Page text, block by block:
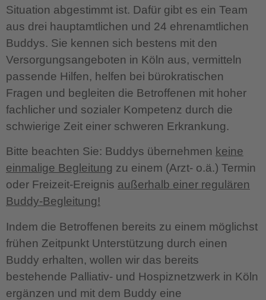
Situation abgestimmt ist. Dafür gibt es ein Team
aus drei hauptamtlichen und 24 ehrenamtlichen
Buddys. Sie kennen sich bestens mit den
Versorgungsangeboten in Köln aus, vermitteln
passende Hilfen, helfen bei bürokratischen
Fragen und begleiten die Betroffenen mit hoher
fachlicher und sozialer Kompetenz durch die
schwierige Zeit einer schweren Erkrankung.
Bitte beachten Sie: Buddys übernehmen keine
einmalige Begleitung zu einem (Arzt- o.ä.) Termin
oder Freizeit-Ereignis außerhalb einer regulären
Buddy-Begleitung!
Indem die Betroffenen bereits zu einem möglichst
frühen Zeitpunkt Unterstützung durch einen
Buddy erhalten, wollen wir das bereits
bestehende Palliativ- und Hospiznetzwerk in Köln
ergänzen und mit dem Buddy eine